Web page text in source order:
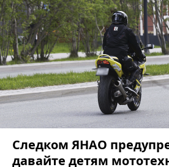
Следком ЯНАО
давайте детям